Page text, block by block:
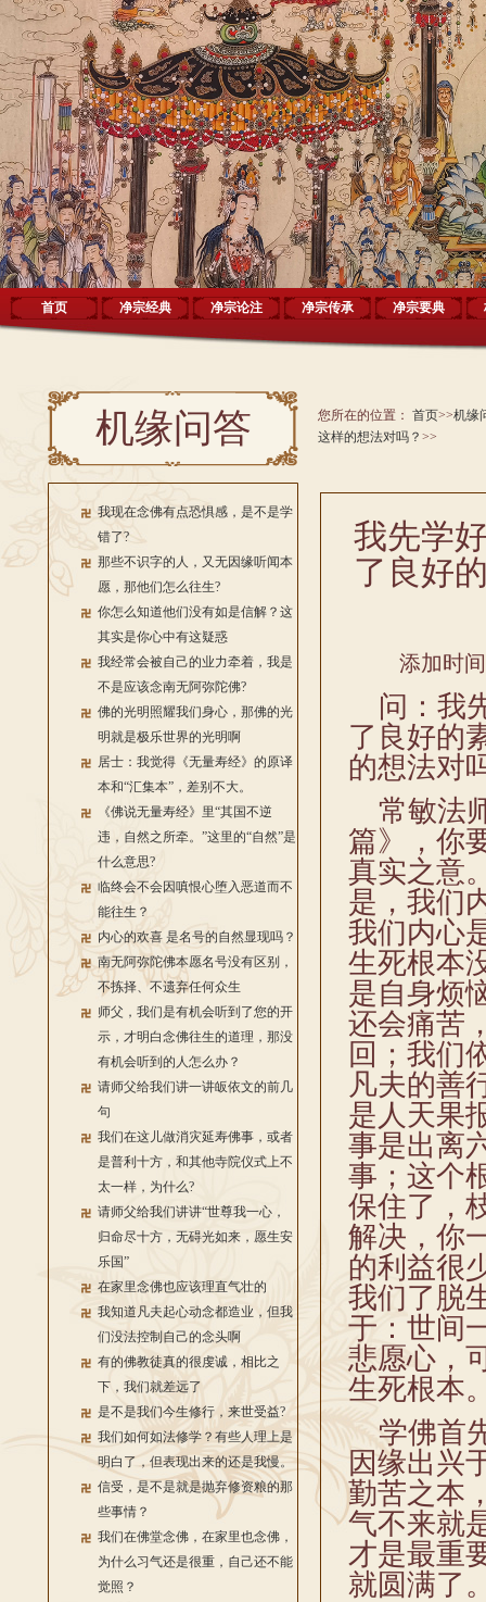
首页 净宗经典 净宗论注 净宗传承 净宗要典
机缘问答
我现在念佛有点恐惧感，是不是学
错了?
那些不识字的人，又无因缘听闻本
愿，那他们怎么往生?
你怎么知道他们没有如是信解？这
其实是你心中有这疑惑
我经常会被自己的业力牵着，我是
不是应该念南无阿弥陀佛?
佛的光明照耀我们身心，那佛的光
明就是极乐世界的光明啊
居士：我觉得《无量寿经》的原译
本和“汇集本”，差别不大。
《佛说无量寿经》里“其国不逆
违，自然之所牵。”这里的“自然”是
什么意思?
临终会不会因嗔恨心堕入恶道而不
能往生？
内心的欢喜 是名号的自然显现吗？
南无阿弥陀佛本愿名号没有区别，
不拣择、不遗弃任何众生
师父，我们是有机会听到了您的开
示，才明白念佛往生的道理，那没
有机会听到的人怎么办？
请师父给我们讲一讲皈依文的前几
句
我们在这儿做消灾延寿佛事，或者
是普利十方，和其他寺院仪式上不
太一样，为什么?
请师父给我们讲讲“世尊我一心，
归命尽十方，无碍光如来，愿生安
乐国”
在家里念佛也应该理直气壮的
我知道凡夫起心动念都造业，但我
们没法控制自己的念头啊
有的佛教徒真的很虔诚，相比之
下，我们就差远了
是不是我们今生修行，来世受益?
我们如何如法修学？有些人理上是
明白了，但表现出来的还是我慢。
信受，是不是就是抛弃修资粮的那
些事情？
我们在佛堂念佛，在家里也念佛，
为什么习气还是很重，自己还不能
觉照？
您所在的位置： 首页>>机缘
这样的想法对吗？ >>
我先学
了良好
添加时
问：我
了良好的
的想法对
常敏法
篇》，你
真实之意
是，我们
我们内心
生死根本
是自身烦
还会痛苦
回；我们
凡夫的善
是人天果
事是出离
事；这个
保住了，
解决，你
的利益很
我们了脱
于：世间
悲愿心，
生死根本
学佛首先
因缘出兴
勤苦之本
气不来就
才是最重
就圆满了